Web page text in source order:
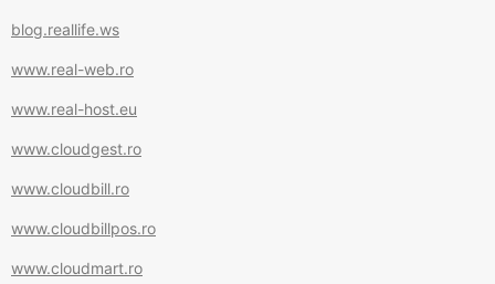
blog.reallife.ws
www.real-web.ro
www.real-host.eu
www.cloudgest.ro
www.cloudbill.ro
www.cloudbillpos.ro
www.cloudmart.ro